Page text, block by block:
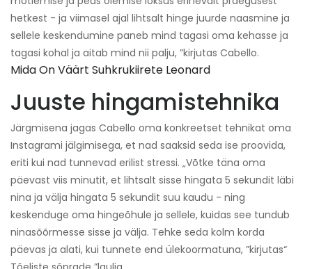
hetkest - ja viimasel ajal lihtsalt hinge juurde naasmine ja
sellele keskendumine paneb mind tagasi oma kehasse ja
tagasi kohal ja aitab mind nii palju, ”kirjutas Cabello.
Mida On Väärt Suhkrukiirete Leonard
Juuste hingamistehnika
Järgmisena jagas Cabello oma konkreetset tehnikat oma
Instagrami jälgimisega, et nad saaksid seda ise proovida,
eriti kui nad tunnevad erilist stressi. „Võtke täna oma
päevast viis minutit, et lihtsalt sisse hingata 5 sekundit läbi
nina ja välja hingata 5 sekundit suu kaudu - ning
keskenduge oma hingeõhule ja sellele, kuidas see tundub
ninasõõrmesse sisse ja välja. Tehke seda kolm korda
päevas ja alati, kui tunnete end ülekoormatuna, ”kirjutas“